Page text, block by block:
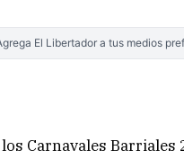
El Libertador a tus medios
Carnavales